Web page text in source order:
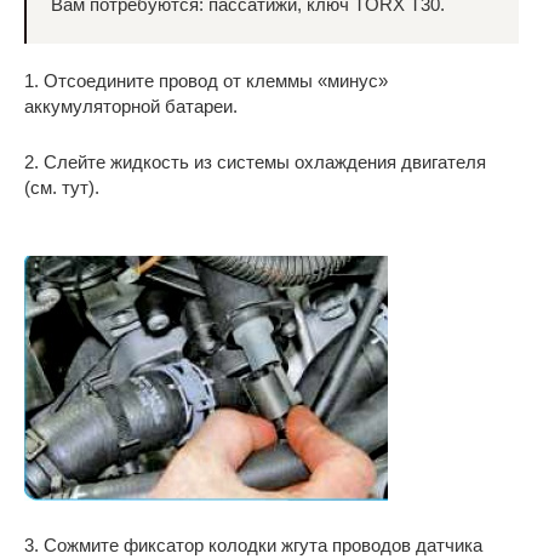
Вам потребуются: пассатижи, ключ TORX T30.
1. Отсоедините провод от клеммы «минус»
аккумуляторной батареи.
2. Слейте жидкость из системы охлаждения двигателя
(см. тут).
3. Сожмите фиксатор колодки жгута проводов датчика